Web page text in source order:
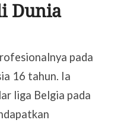
Dunia
pada
16 tahun. Ia
liga Belgia pada